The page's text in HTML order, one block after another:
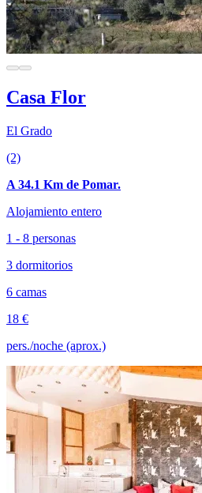
Casa Flor
El Grado
(2)
A 34.1 Km de Pomar.
Alojamiento entero
1 - 8 personas
3 dormitorios
6 camas
18 €
pers./noche (aprox.)